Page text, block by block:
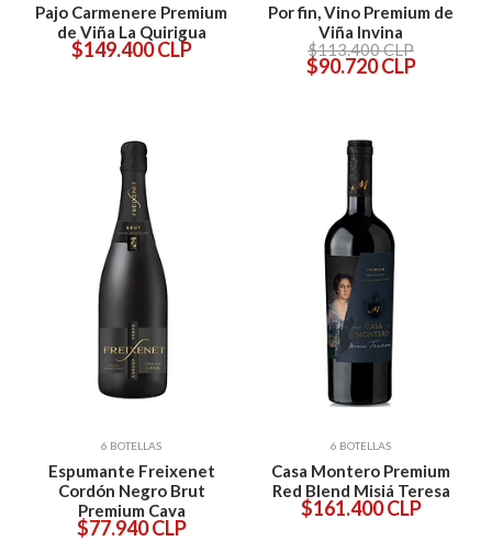
Pajo Carmenere Premium
de Viña La Quirigua
$149.400 CLP
Por fin, Vino Premium de
Viña Invina
$113.400 CLP
$90.720 CLP
6 BOTELLAS
Espumante Freixenet
Cordón Negro Brut
Premium Cava
$77.940 CLP
6 BOTELLAS
Casa Montero Premium
Red Blend Misiá Teresa
$161.400 CLP